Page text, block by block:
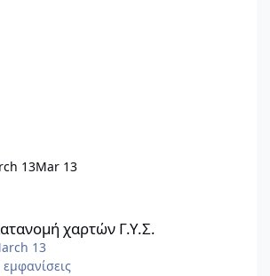
13Mar 13
χαρτών Γ.Υ.Σ.
13
εμφανίσεις